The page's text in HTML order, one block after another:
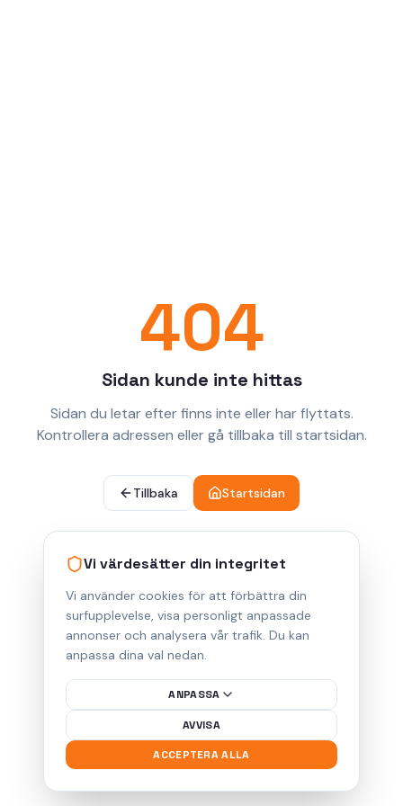
Vi värdesätter din integritet
Vi använder cookies för att förbättra din
surfupplevelse, visa personligt anpassade
annonser och analysera vår trafik. Du kan
anpassa dina val nedan.
ANPASSA
AVVISA
ACCEPTERA ALLA
404
Sidan kunde inte hittas
Sidan du letar efter finns inte eller har flyttats.
Kontrollera adressen eller gå tillbaka till startsidan.
Tillbaka Startsidan